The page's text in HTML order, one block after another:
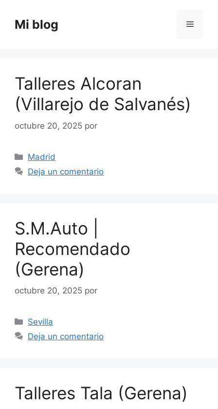
contenido
Mi blog Menú
Talleres Alcoran
(Villarejo de Salvanés)
octubre 20, 2025 por
Categorías
Madrid
Deja un comentario
S.M.Auto |
Recomendado
(Gerena)
octubre 20, 2025 por
Categorías
Sevilla
Deja un comentario
Talleres Tala (Gerena)